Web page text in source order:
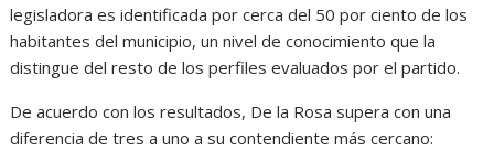
legisladora es identificada por cerca del 50 por ciento de los
habitantes del municipio, un nivel de conocimiento que la
distingue del resto de los perfiles evaluados por el partido.
De acuerdo con los resultados, De la Rosa supera con una
diferencia de tres a uno a su contendiente más cercano: